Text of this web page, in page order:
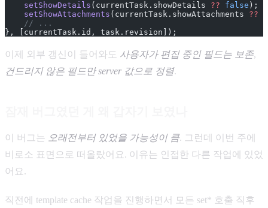
    setShowDetails
(currentTask.showDetails ?? false );
    setShowAttachments
(currentTask.showAttachments ??
    // ...
}, [currentTask.id, task.revision]);
이제 외부 갱신이 들어와도 사용자가 편집 중인 필드는 보존,
건드리지 않은 필드만 server 값으로 정렬.
이 버그는 오래전부터 있었을 가능성이 큼. 그런데 이번 주에
비로소 표면으로 떠올랐어요. 이유는 인접한 다른 작업에 있었
어요.
직전에 template cache 작업을 진행하면서 모든 set* 호출 직후